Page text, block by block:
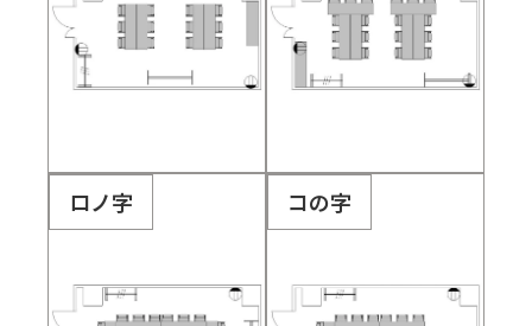
ロノ字 コの字